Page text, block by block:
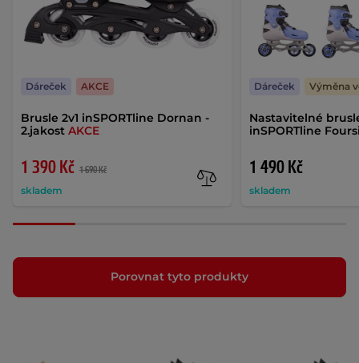
Brusle 2v1 inSPORTline Dornan -
2.jakost AKCE
1 390 Kč 1 690 Kč
skladem
Dáreček AKCE
Nastavitelné
inSPORTline
1 490 Kč
skladem
Dáreček Výměna
Porovnat tyto produkty